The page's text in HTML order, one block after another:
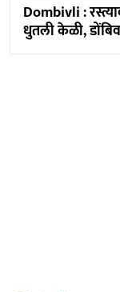
Dombivli :
धुतली केळी,